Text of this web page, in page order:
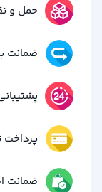
حمل و
ضمانت
پشتیبانی 24
پرداخت
ضمانت